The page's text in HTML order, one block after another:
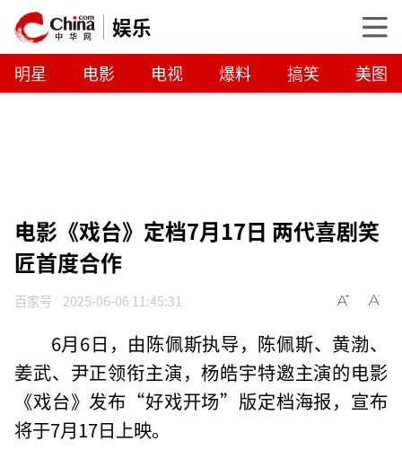
娱乐
明星 电影 电视 爆料 搞笑 美图
电影《戏台》定档7月17日 两代喜剧笑
匠首度合作
百家号 2025-06-06 11:45:31
6月6日，由陈佩斯执导，陈佩斯、黄渤、
姜武、尹正领衔主演，杨皓宇特邀主演的电影
《戏台》发布“好戏开场”版定档海报，宣布
将于7月17日上映。